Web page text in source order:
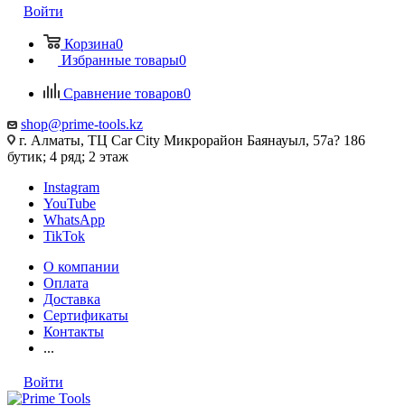
Войти
Корзина0
Избранные товары0
Сравнение товаров0
shop@prime-tools.kz
г. Алматы, ТЦ Car City​ ​Микрорайон Баянауыл, 57а? ​186
бутик; 4 ряд; 2 этаж
Instagram
YouTube
WhatsApp
TikTok
О компании
Оплата
Доставка
Сертификаты
Контакты
...
Войти